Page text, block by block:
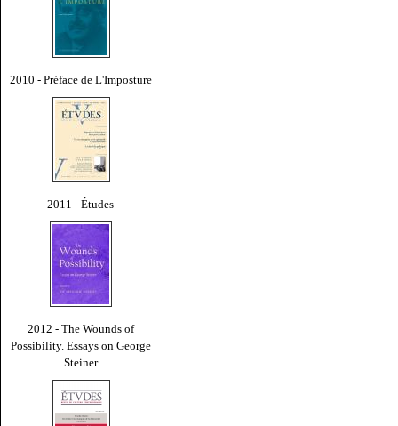
2010 - Préface de L'Imposture
2011 - Études
2012 - The Wounds of
Possibility. Essays on George
Steiner